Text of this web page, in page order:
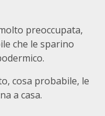
preoccupata,
che le sparino
cosa probabile, le
a casa.